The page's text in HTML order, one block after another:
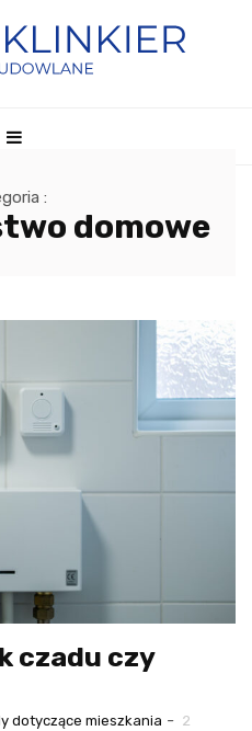
:
domowe
czadu czy
dotyczące mieszkania - 2